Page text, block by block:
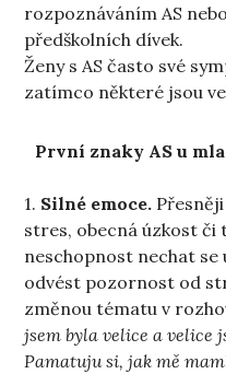
rozpoznáváním AS
předškolních dívek.
Ženy s AS často své
zatímco některé jsou
První znaky AS u
1. Silné emoce.
stres, obecná úzkost
neschopnost nechat se
odvést pozornost od
změnou tématu v
jsem byla velice a velice
Pamatuju si, jak mě